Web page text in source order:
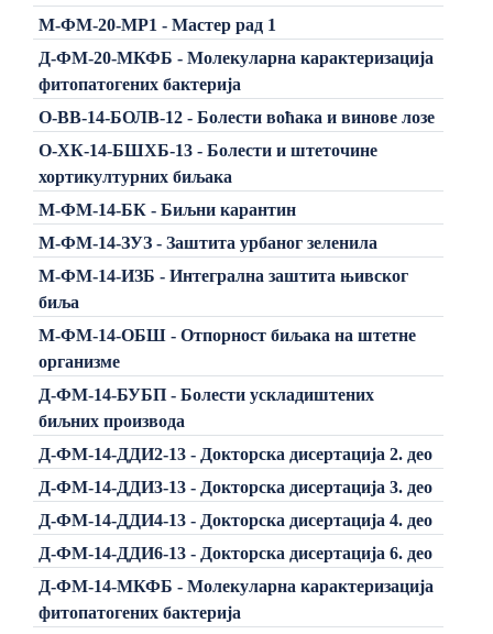
М-ФМ-20-МР1 - Мастер рад 1
Д-ФМ-20-МКФБ - Молекуларна карактеризација
фитопатогених бактерија
О-ВВ-14-БОЛВ-12 - Болести воћака и винове лозе
О-ХК-14-БШХБ-13 - Болести и штеточине
хортикултурних биљака
М-ФМ-14-БК - Биљни карантин
М-ФМ-14-ЗУЗ - Заштита урбаног зеленила
М-ФМ-14-ИЗБ - Интегрална заштита њивског
биља
М-ФМ-14-ОБШ - Отпорност биљака на штетне
организме
Д-ФМ-14-БУБП - Болести ускладиштених
биљних производа
Д-ФМ-14-ДДИ2-13 - Докторска дисертација 2. део
Д-ФМ-14-ДДИ3-13 - Докторска дисертација 3. део
Д-ФМ-14-ДДИ4-13 - Докторска дисертација 4. део
Д-ФМ-14-ДДИ6-13 - Докторска дисертација 6. део
Д-ФМ-14-МКФБ - Молекуларна карактеризација
фитопатогених бактерија